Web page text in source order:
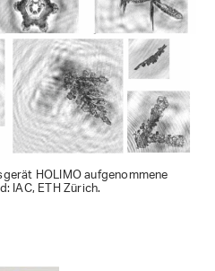
HOLIMO aufgenommene
IAC, ETH Zürich.